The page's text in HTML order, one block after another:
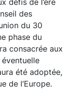
défis de l’ère
des
du 30
phase du
consacrée aux
éventuelle
été adoptée,
de l’Europe.